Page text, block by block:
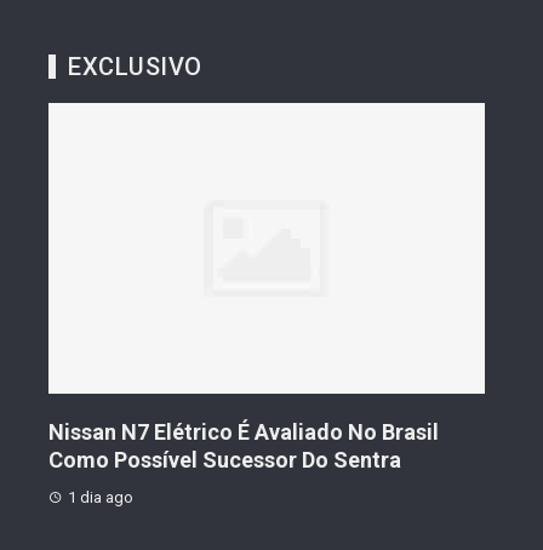
EXCLUSIVO
Nissan N7 Elétrico É Avaliado No Brasil
Como Possível Sucessor Do Sentra
1 dia ago